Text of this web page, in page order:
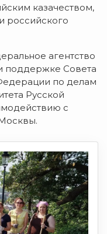
казачеством,
российского
агентство
поддержке Совета
по делам
Русской
с